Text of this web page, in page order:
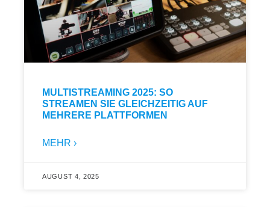
MULTISTREAMING 2025: SO
STREAMEN SIE GLEICHZEITIG AUF
MEHRERE PLATTFORMEN
MEHR ›
AUGUST 4, 2025